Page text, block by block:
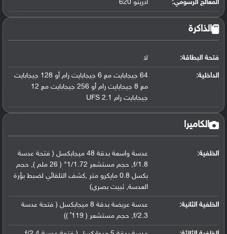
المعالج الرسومي: أدرينو 620
الذاكرة
فتحة البطاقة: لا
الداخلية:
64 جيجابايت مع 6 جيجابايت رام أو 128 جيجابايت
مع 8 جيجابايت رام أو 256 جيجابايت مع 12
جيجابايت رام UFS 2.1
الكاميرا
الخلفية:
عدسة واسعة بدقة 48 ميجابكسل ( فتحة عدسة
f/1.8, حجم مستشعر 1/1.72" ( 26 ملم ), حجم
بكسل 0.8 مايكرو متر ,كشف التلقائي لضبط بؤرة
العدسة, ثبيت بصري)
الخلفية الثانية:
عدسة عريضة بدقة 8 ميجابكسل ( فتحة عدسة
f/2.3, حجم مستشعر ( 119˚ ))